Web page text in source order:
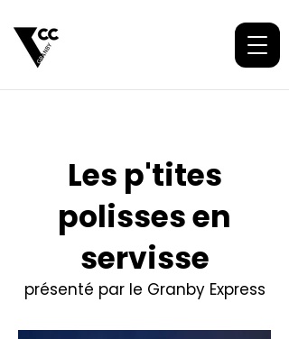
Les p'tites
polisses en
servisse
présenté par le Granby Express